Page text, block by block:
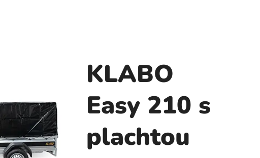
KLABO
Easy 210 s
plachtou